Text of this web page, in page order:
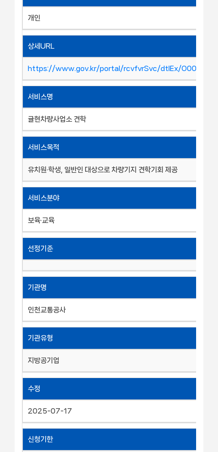
개인
상세URL
https://www.gov.kr/portal/rcvfvrSvc/dtlEx/
서비스명
귤현차량사업소 견학
서비스목적
유치원·학생, 일반인 대상으로 차량기지 견학기회 제공
서비스분야
보육·교육
선정기준
기관명
인천교통공사
기관유형
지방공기업
수정
2025-07-17
신청기한